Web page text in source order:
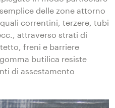
delle zone attorno
correntini, terzere, tubi
attraverso strati di
freni e barriere
butilica resiste
di assestamento